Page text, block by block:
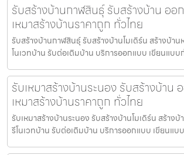
รับสร้างบ้านกาฬสินธุ์ รับสร้างบ้าน ออ
เหมาสร้างบ้านราคาถูก ทั่วไทย
รับสร้างบ้านกาฬสินธุ์ รับสร้างบ้านโมเดิร์น สร้างบ้าน
โนเวทบ้าน รับต่อเติมบ้าน บริการออกแบบ เขียนแบบ
รับเหมาสร้างบ้านระนอง รับสร้างบ้าน
เหมาสร้างบ้านราคาถูก ทั่วไทย
รับเหมาสร้างบ้านระนอง รับสร้างบ้านโมเดิร์น สร้างบ้
รีโนเวทบ้าน รับต่อเติมบ้าน บริการออกแบบ เขียนแบ